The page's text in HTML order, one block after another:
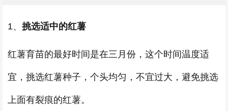
1、 挑选适中的红薯
红薯育苗的最好时间是在三月份，这个时间温度适
宜，挑选红薯种子，个头均匀，不宜过大，避免挑选
上面有裂痕的红薯。